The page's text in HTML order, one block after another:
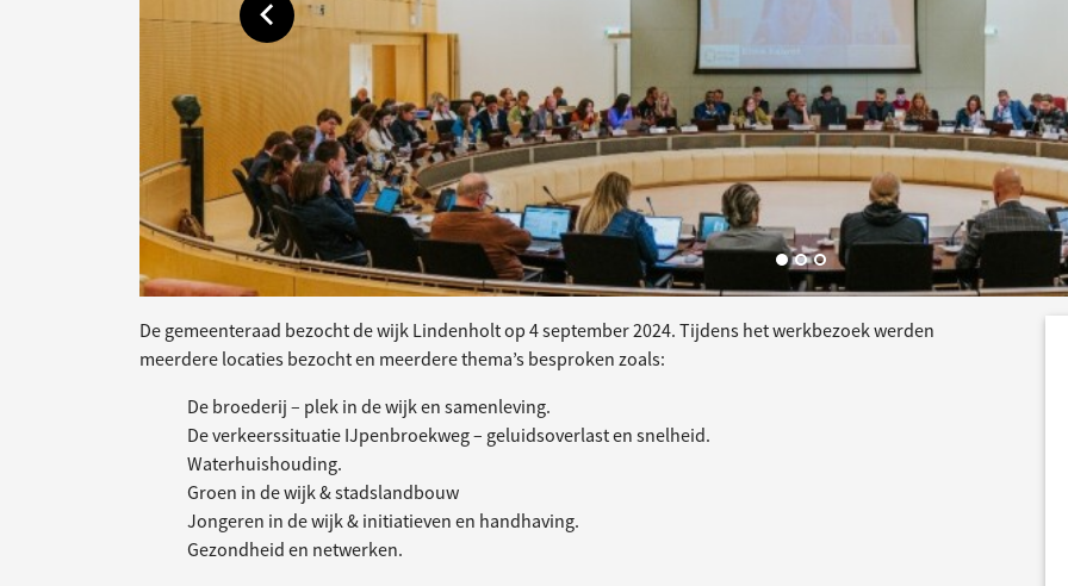
Toon vorige afbeelding
De gemeenteraad bezocht de wijk Lindenholt op 4 september 2024. Tijdens het werkbezoek werden
meerdere locaties bezocht en meerdere thema’s besproken zoals:
De broederij – plek in de wijk en samenleving.
De verkeerssituatie IJpenbroekweg – geluidsoverlast en snelheid.
Waterhuishouding.
Groen in de wijk & stadslandbouw
Jongeren in de wijk & initiatieven en handhaving.
Gezondheid en netwerken.